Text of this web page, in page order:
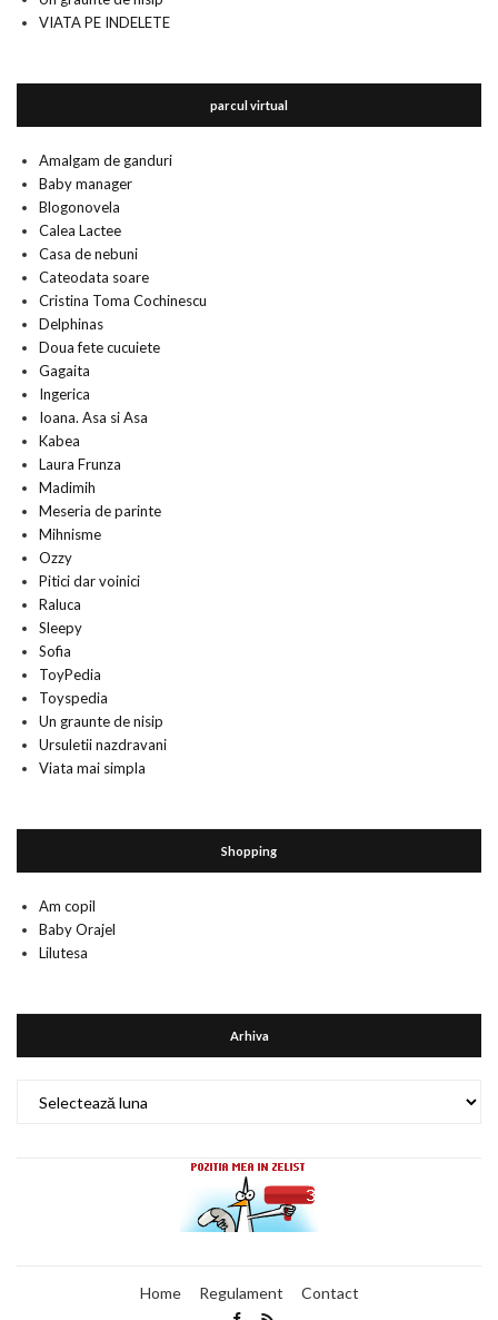
VIATA PE INDELETE
parcul virtual
Amalgam de ganduri
Baby manager
Blogonovela
Calea Lactee
Casa de nebuni
Cateodata soare
Cristina Toma Cochinescu
Delphinas
Doua fete cucuiete
Gagaita
Ingerica
Ioana. Asa si Asa
Kabea
Laura Frunza
Madimih
Meseria de parinte
Mihnisme
Ozzy
Pitici dar voinici
Raluca
Sleepy
Sofia
ToyPedia
Toyspedia
Un graunte de nisip
Ursuletii nazdravani
Viata mai simpla
Shopping
Am copil
Baby Orajel
Lilutesa
Arhiva
Home Regulament Contact